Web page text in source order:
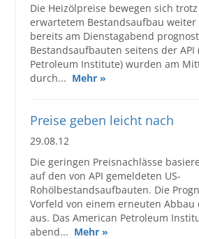
Marktinformationen
Wunschpreis Benachrichtigung
Produkte
Service
Händler
Hilfe und Kontakt
Die Heizölpreise bewegen sich
erwartetem Bestandsaufbau weiter
bereits am Dienstagabend
Bestandsaufbauten seitens der API
Petroleum Institute) wurden am
durch... Mehr »
Preise geben leicht nach
29.08.12
Die geringen Preisnachlässe
auf den von API gemeldeten US-
Rohölbestandsaufbauten. Die
Vorfeld von einem erneuten Abbau
aus. Das American Petroleum
abend... Mehr »